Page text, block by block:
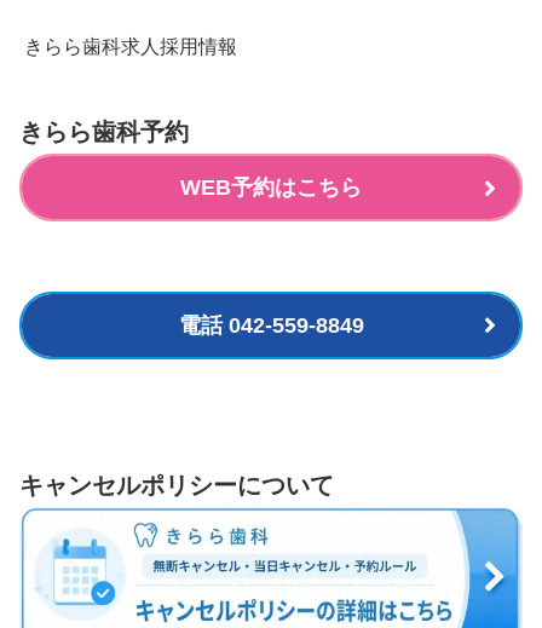
きらら歯科求人採用情報
きらら歯科予約
WEB予約はこちら
電話 042-559-8849
キャンセルポリシーについて